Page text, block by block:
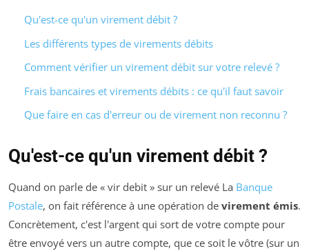
Qu'est-ce qu'un virement débit ?
Les différents types de virements débits
Comment vérifier un virement débit sur votre relevé ?
Frais bancaires et virements débits : ce qu'il faut savoir
Que faire en cas d'erreur ou de virement non reconnu ?
Qu'est-ce qu'un virement débit ?
Quand on parle de « vir debit » sur un relevé La Banque
Postale, on fait référence à une opération de virement émis.
Concrètement, c'est l'argent qui sort de votre compte pour
être envoyé vers un autre compte, que ce soit le vôtre (sur un